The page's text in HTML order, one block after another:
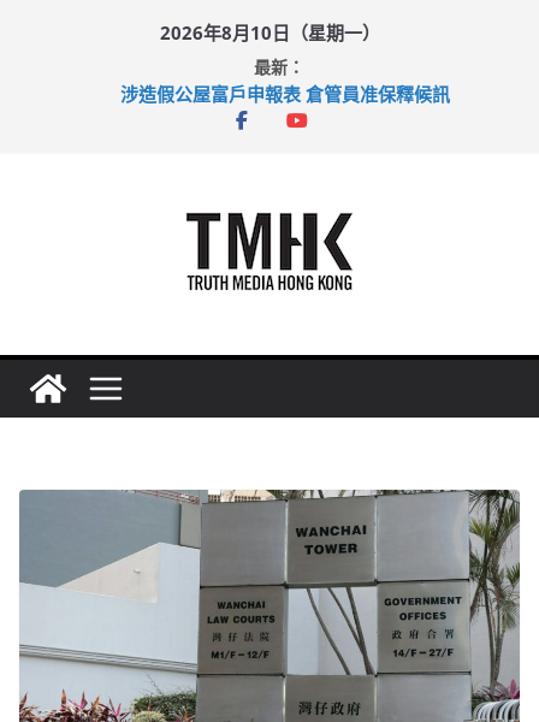
2026年8月10日（星期一）
最新：
涉造假公屋富戶申報表 倉管員准保釋候訊